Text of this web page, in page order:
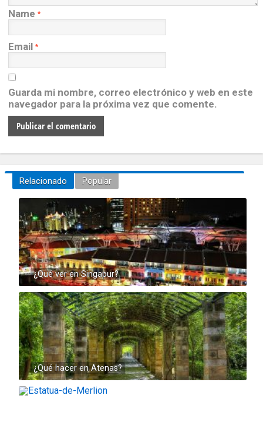
Name *
Email *
Guarda mi nombre, correo electrónico y web en este
navegador para la próxima vez que comente.
Relacionado Popular
¿Qué ver en Singapur?
¿Qué hacer en Atenas?